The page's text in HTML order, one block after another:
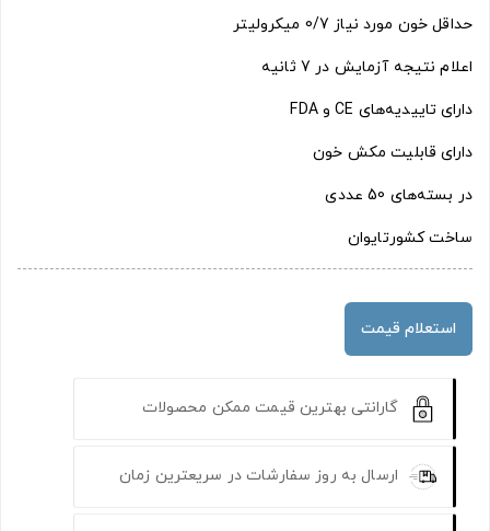
حداقل خون مورد نیاز 0/7 میکرو‌لیتر
اعلام نتیجه آزمایش در 7 ثانیه
دارای تاییدیه‌های CE و FDA
دارای قابلیت مکش خون
در بسته‌های 50 عددی
ساخت کشورتایوان
استعلام قیمت
گارانتی بهترین قیمت ممکن محصولات
ارسال به روز سفارشات در سریعترین زمان